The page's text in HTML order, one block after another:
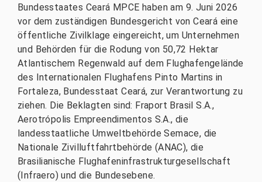
Bundesstaates Ceará MPCE haben am 9. Juni 2026
vor dem zuständigen Bundesgericht von Ceará eine
öffentliche Zivilklage eingereicht, um Unternehmen
und Behörden für die Rodung von 50,72 Hektar
Atlantischem Regenwald auf dem Flughafengelände
des Internationalen Flughafens Pinto Martins in
Fortaleza, Bundesstaat Ceará, zur Verantwortung zu
ziehen. Die Beklagten sind: Fraport Brasil S.A.,
Aerotrópolis Empreendimentos S.A., die
landesstaatliche Umweltbehörde Semace, die
Nationale Zivilluftfahrtbehörde (ANAC), die
Brasilianische Flughafeninfrastrukturgesellschaft
(Infraero) und die Bundesebene.